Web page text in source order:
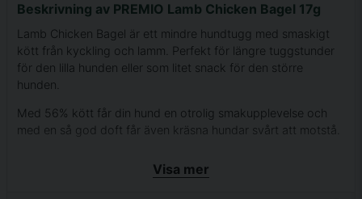
Beskrivning av PREMIO Lamb Chicken Bagel 17g
Lamb Chicken Bagel är ett mindre hundtugg med smaskigt
kött från kyckling och lamm. Perfekt för längre tuggstunder
för den lilla hunden eller som litet snack för den större
hunden.
Med 56% kött får din hund en otrolig smakupplevelse och
med en så god doft får även kräsna hundar svårt att motstå.
Visa mer